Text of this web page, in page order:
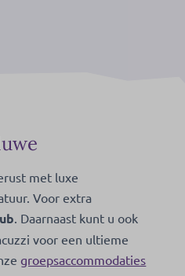
met luxe
Voor extra
. Daarnaast kunt u ook
voor een ultieme
groepsaccommodaties